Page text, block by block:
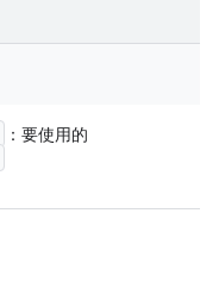
：要使用的